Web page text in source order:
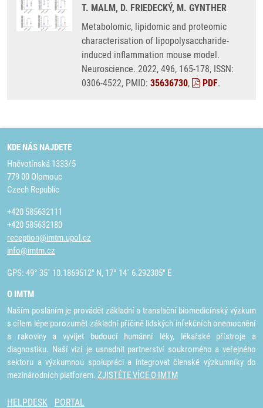
T. MALM, D. FRIEDECKÝ, M. GYNTHER
Metabolomic, lipidomic and proteomic
characterisation of lipopolysaccharide-
induced inflammation mouse model.
Neuroscience. 2022, 496, 165-178, ISSN:
0306-4522, PMID: 35636730, PDF.
KDE NÁS NAJDETE
Hněvotínská 1333/5
779 00 Olomouc
Czech Republic
+420 585632111
+420 585632180
reception@imtm.upol.cz
info@imtm.cz
GPS: 49° 35´ 10.1869512" N, 17° 14´ 6.292305" E
O IMTM
Naším posláním je provádět základní a translační biomedicínský výzkum
s cílem lépe porozumět základní příčině lidských infekčních onemocnění
a rakoviny a vyvíjet budoucí humánní léky, lékařské přístroje a
diagnostiku. Naší vizí je usnadnit partnerství soukromého a veřejného
sektoru a výzkumnou spolupráci a integrovat členské výzkumníky do
mezinárodních platforem. ZJISTĚTE VÍCE O IMTM
HELPDESK PORTAL